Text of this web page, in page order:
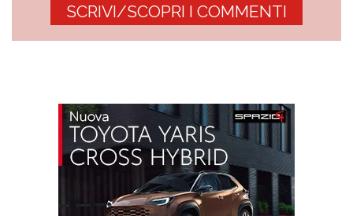
SCRIVI/SCOPRI I COMMENTI